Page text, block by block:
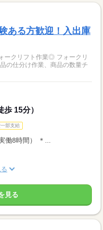
ある方歓迎！入出庫
フト作業◎ フォークリ
の仕分け作業、商品の数量チ
15分）
部支給
働8時間） ＊...
見る